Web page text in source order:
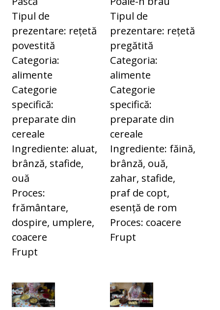
Tipul de
prezentare: rețetă
povestită
Categoria:
alimente
Categorie
specifică:
preparate din
cereale
Ingrediente: aluat,
brânză, stafide,
ouă
Proces:
frământare,
dospire, umplere,
coacere
Frupt
Tipul de
prezentare: rețetă
pregătită
Categoria:
alimente
Categorie
specifică:
preparate din
cereale
Ingrediente: făină,
brânză, ouă,
zahar, stafide,
praf de copt,
esență de rom
Proces: coacere
Frupt